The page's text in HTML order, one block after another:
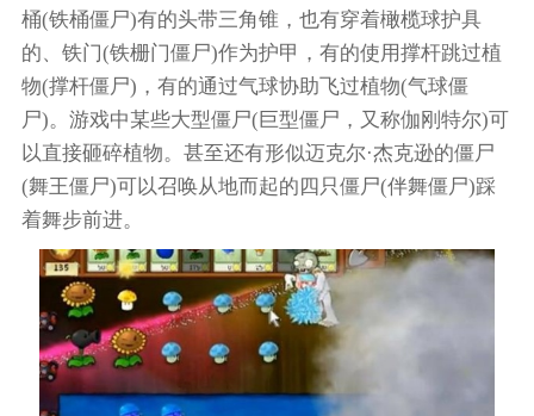
桶(铁桶僵尸)有的头带三角锥，也有穿着橄榄球护具
的、铁门(铁栅门僵尸)作为护甲，有的使用撑杆跳过植
物(撑杆僵尸)，有的通过气球协助飞过植物(气球僵
尸)。游戏中某些大型僵尸(巨型僵尸，又称伽刚特尔)可
以直接砸碎植物。甚至还有形似迈克尔·杰克逊的僵尸
(舞王僵尸)可以召唤从地而起的四只僵尸(伴舞僵尸)踩
着舞步前进。